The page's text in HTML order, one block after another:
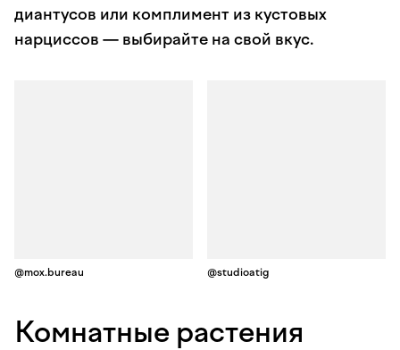
диантусов или комплимент из кустовых
нарциссов — выбирайте на свой вкус.
@mox.bureau @studioatig
Комнатные растения